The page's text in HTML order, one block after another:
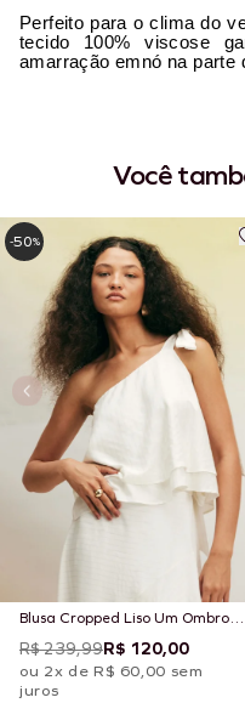
Perfeito para o clima do
tecido 100% viscose
amarração emnó na parte
Você
Blusa Cropped Liso Um Ombro
Só
R$ 239,99R$ 120,00
ou 2x de R$ 60,00 sem
juros
-50%